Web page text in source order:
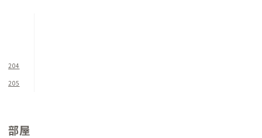
204
205
部屋